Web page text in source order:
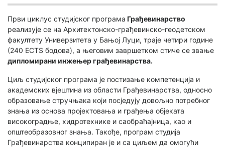
Први циклус студијског програма Грађевинарство
реализује се на Архитектонско-грађевинско-геодетском
факултету Универзитета у Бањој Луци, траје четири године
(240 ECTS бодова), а његовим завршетком стиче се звање
дипломирани инжењер грађевинарства.
Циљ студијског програма је постизање компетенција и
академских вјештина из области Грађевинарства, односно
образовање стручњака који посједују довољно потребног
знања из основа пројектовања и грађења објеката
високоградње, хидротехнике и саобраћајница, као и
општеобразовног знања. Такође, програм студија
Грађевинарства конципиран је и са циљем да омогући